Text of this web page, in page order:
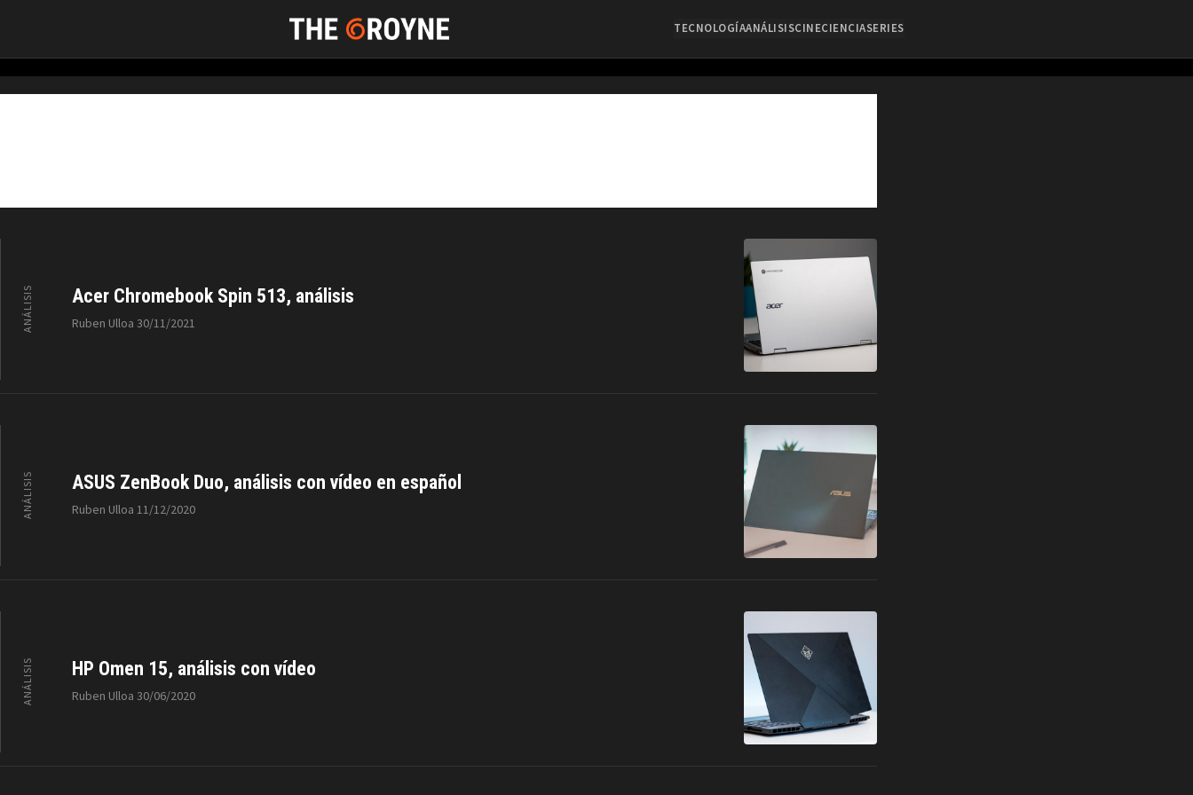
TECNOLOGÍAANÁLISISCINECIENCIASERIES
ANÁLISIS Acer Chromebook Spin 513, análisis
Ruben Ulloa 30/11/2021
ANÁLISIS ASUS ZenBook Duo, análisis con vídeo en español
Ruben Ulloa 11/12/2020
ANÁLISIS HP Omen 15, análisis con vídeo
Ruben Ulloa 30/06/2020